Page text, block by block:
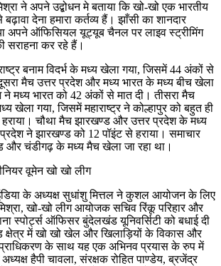
ने अपने उद्बोधन मे बताया कि खो-खो एक भारतीय
देना हमारा कर्तव्य हैं। झाँसी का शानदार
अपने ऑफिसियल यूट्यूब चैनल पर लाइव स्ट्रीमिंग
सराहना कर रहे हैं।
बनाम विदर्भ के मध्य खेला गया, जिसमें 44 अंकों से
दूसरा मैच उत्तर प्रदेश और मध्य भारत के मध्य बीच खेला
ने मध्य भारत को 42 अंकों से मात दी। तीसरा मैच
खेला गया, जिसमें महाराष्ट्र ने कोल्हापुर को बहुत ही
चौथा मैच झारखण्ड और उत्तर प्रदेश के मध्य
ने झारखण्ड को 12 पॉइंट से हराया। समाचार
चंडीगढ़ के मध्य मैच खेला जा रहा था।
वूमेन खो खो लीग
के अध्यक्ष सुधांशु मित्तल ने कुशल आयोजन के लिए
मिश्रा, खो-खो लीग आयोजक सचिव रिंकू परिहार और
स्पोर्ट्स ऑफिसर बुंदेलखंड यूनिवर्सिटी को बधाई दी
में खो खो खेल और खिलाड़ियों के विकास और
के साथ यह एक अभिनव प्रयास के रुप में
हैपी चावला, संरक्षक रोहित पाण्डेय, ब्रजेंद्र